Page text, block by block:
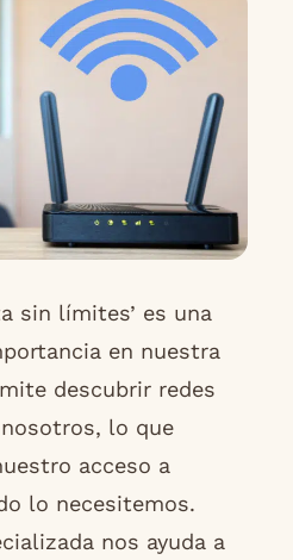
sin límites’ es una
en nuestra
descubrir redes
lo que
acceso a
lo necesitemos.
nos ayuda a